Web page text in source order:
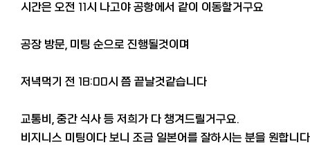
시간은 오전 11시 나고야 공항에서 같이 이동할거구요
공장 방문, 미팅 순으로 진행될것이며
저녁먹기 전 18:00시 쯤 끝날것같습니다
교통비, 중간 식사 등 저희가 다 챙겨드릴거구요.
비지니스 미팅이다 보니 조금 일본어를 잘하시는 분을 원합니